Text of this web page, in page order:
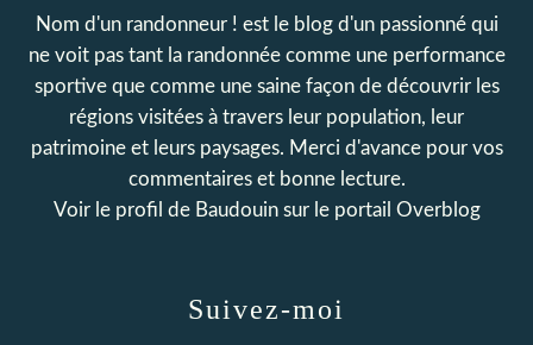
Suivez-moi
Nom d'un randonneur ! est le blog d'un passionné qui
ne voit pas tant la randonnée comme une performance
sportive que comme une saine façon de découvrir les
régions visitées à travers leur population, leur
patrimoine et leurs paysages. Merci d'avance pour vos
commentaires et bonne lecture.
Voir le profil de Baudouinsur le portail Overblog